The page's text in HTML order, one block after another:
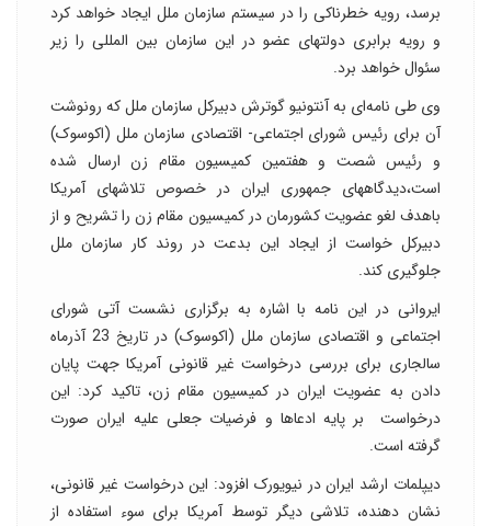
برسد، رویه خطرناکی را در سیستم سازمان ملل ایجاد خواهد کرد
و رویه برابری دولتهای عضو در این سازمان بین المللی را زیر
سئوال خواهد برد.
وی طی نامه‌ای به آنتونیو گوترش دبیرکل سازمان ملل که رونوشت
آن برای رئیس شورای اجتماعی- اقتصادی سازمان ملل (اکوسوک)
و رئیس شصت و هفتمین کمیسیون مقام زن ارسال شده
است،دیدگاههای جمهوری ایران در خصوص تلاشهای آمریکا
باهدف لغو عضویت کشورمان در کمیسیون مقام زن را تشریح و از
دبیرکل خواست از ایجاد این بدعت در روند کار سازمان ملل
جلوگیری کند.
ایروانی در این نامه با اشاره به برگزاری نشست آتی شورای
اجتماعی و اقتصادی سازمان ملل (اکوسوک) در تاریخ 23 آذرماه
سالجاری برای بررسی درخواست غیر قانونی آمریکا جهت پایان
دادن به عضویت ایران در کمیسیون مقام زن، تاکید کرد: این
درخواست بر پایه ادعاها و فرضیات جعلی علیه ایران صورت
گرفته است.
دیپلمات ارشد ایران در نیویورک افزود: این درخواست غیر قانونی،
نشان دهنده، تلاشی دیگر توسط آمریکا برای سوء استفاده از